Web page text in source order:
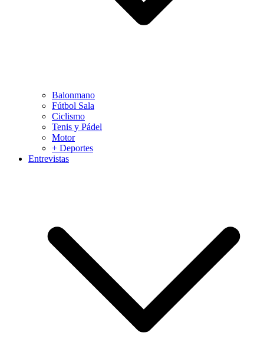
Balonmano
Fútbol Sala
Ciclismo
Tenis y Pádel
Motor
+ Deportes
Entrevistas